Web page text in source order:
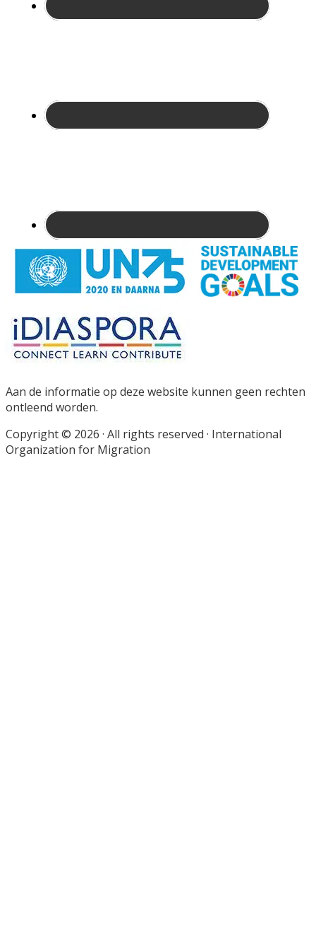
Site
Footer
Aan de informatie op deze website kunnen geen rechten
ontleend worden.
Copyright © 2026 · All rights reserved · International
Organization for Migration